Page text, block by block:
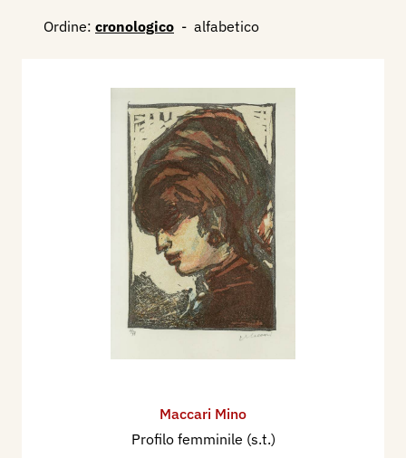
Ordine: cronologico - alfabetico
Maccari Mino
Profilo femminile (s.t.)